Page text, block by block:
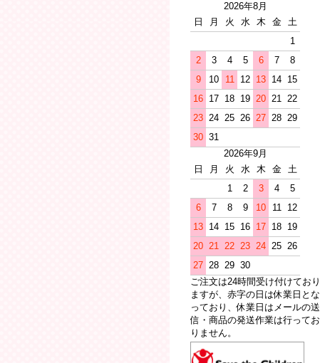
2026年8月
日
月 火 水 木 金
土
1
2
3 4 5 6 7
8
9
10 11 12 13 14 15
16 17 18 19 20 21 22
23 24 25 26 27 28 29
30 31
2026年9月
日
月 火 水 木 金
土
1
2 3 4
5
6
7 8 9 10 11
12
13 14 15 16 17 18 19
20 21 22 23 24 25 26
27 28 29 30
ご注文は24時間受け付けており
ますが、赤字の日は休業日とな
っており、休業日はメールの送
信・商品の発送作業は行ってお
りません。